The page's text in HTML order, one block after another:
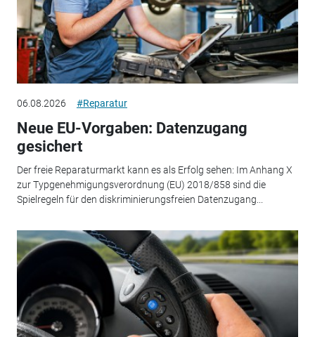
06.08.2026 #Reparatur
Neue EU-Vorgaben: Datenzugang
gesichert
Der freie Reparaturmarkt kann es als Erfolg sehen: Im Anhang X
zur Typgenehmigungsverordnung (EU) 2018/858 sind die
Spielregeln für den diskriminierungsfreien Datenzugang...